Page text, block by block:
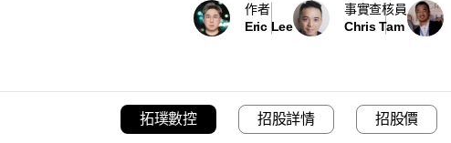
作者
Eric Lee
事實查核員
Chris Tam
拓璞數控 招股詳情 招股價